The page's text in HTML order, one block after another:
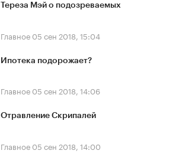
Тереза Мэй о подозреваемых
Главное 05 сен 2018, 15:04
Ипотека подорожает?
Главное 05 сен 2018, 14:06
Отравление Скрипалей
Главное 05 сен 2018, 14:00